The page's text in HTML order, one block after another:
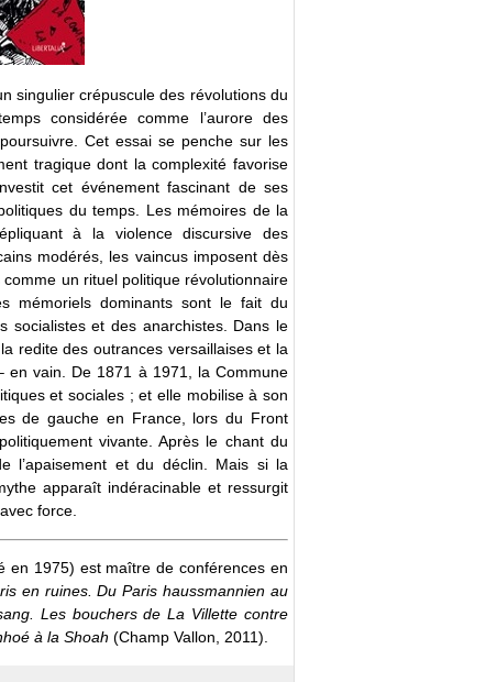
singulier crépuscule des révolutions du
considérée comme l’aurore des
Cet essai se penche sur les
tragique dont la complexité favorise
cet événement fascinant de ses
du temps. Les mémoires de la
à la violence discursive des
modérés, les vaincus imposent dès
un rituel politique révolutionnaire
mémoriels dominants sont le fait du
socialistes et des anarchistes. Dans le
redite des outrances versaillaises et la
en vain. De 1871 à 1971, la Commune
et sociales ; et elle mobilise à son
de gauche en France, lors du Front
vivante. Après le chant du
l’apaisement et du déclin. Mais si la
apparaît indéracinable et ressurgit
force.
en 1975) est maître de conférences en
en ruines. Du Paris haussmannien au
Les bouchers de La Villette contre
à la Shoah (Champ Vallon, 2011).